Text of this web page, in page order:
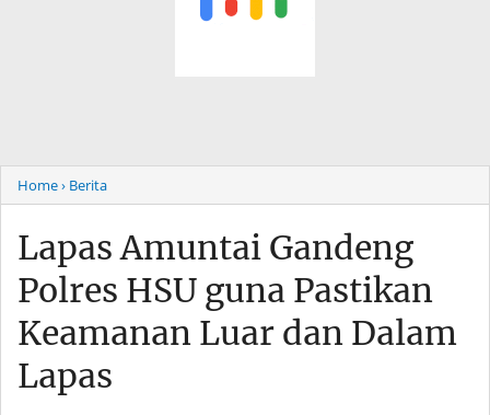
Home› Berita
Lapas Amuntai Gandeng
Polres HSU guna Pastikan
Keamanan Luar dan Dalam
Lapas